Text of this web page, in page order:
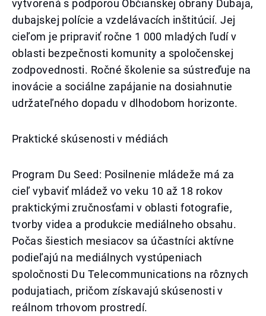
vytvorená s podporou Občianskej obrany Dubaja,
dubajskej polície a vzdelávacích inštitúcií. Jej
cieľom je pripraviť ročne 1 000 mladých ľudí v
oblasti bezpečnosti komunity a spoločenskej
zodpovednosti. Ročné školenie sa sústreďuje na
inovácie a sociálne zapájanie na dosiahnutie
udržateľného dopadu v dlhodobom horizonte.
Praktické skúsenosti v médiách
Program Du Seed: Posilnenie mládeže má za
cieľ vybaviť mládež vo veku 10 až 18 rokov
praktickými zručnosťami v oblasti fotografie,
tvorby videa a produkcie mediálneho obsahu.
Počas šiestich mesiacov sa účastníci aktívne
podieľajú na mediálnych vystúpeniach
spoločnosti Du Telecommunications na rôznych
podujatiach, pričom získavajú skúsenosti v
reálnom trhovom prostredí.